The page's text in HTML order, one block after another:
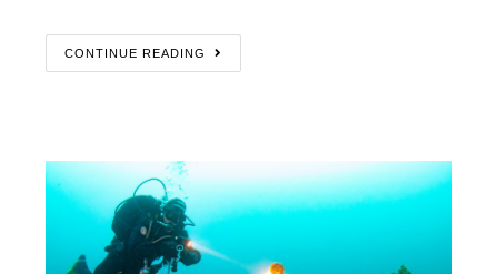
CONTINUE READING